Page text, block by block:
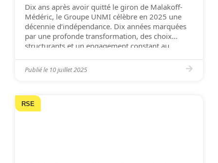
Dix ans après avoir quitté le giron de Malakoff-
Médéric, le Groupe UNMI célèbre en 2025 une
décennie d’indépendance. Dix années marquées
par une profonde transformation, des choix
structurants et un engagement constant au
protection sociale mutualiste. Ce temps fort est
l’occasion de revenir sur un parcours collectif
Publié le 10 juillet 2025
RSE